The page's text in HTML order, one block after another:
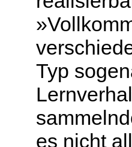
Typ
es nicht